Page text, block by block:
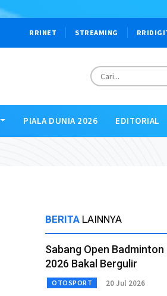
RRINET STREAMING
PIALA DUNIA 2026 EDITORIAL
BERITA LAINNYA
Sabang Open
2026 Bakal Bergulir
OTOSPORT 20 Jul 2026